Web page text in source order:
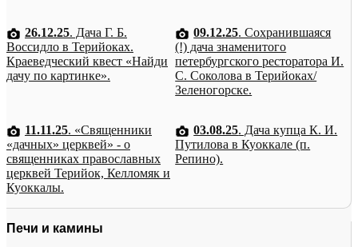
26.12.25. Дача Г. Б.
Воссидло в Терийоках.
Краеведческий квест «Найди
дачу по картинке».
09.12.25. Сохранившаяся
(!) дача знаменитого
петербургского ресторатора И.
С. Соколова в Терийоках/
Зеленогорске.
11.11.25. «Священники
«дачных» церквей» - о
священниках православных
церквей Терийок, Келломяк и
Куоккалы.
03.08.25. Дача купца К. И.
Путилова в Куоккале (п.
Репино).
Печи и камины